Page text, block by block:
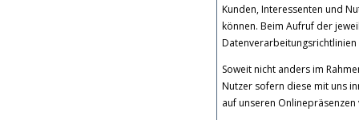
Kunden, Interessenten und
können. Beim Aufruf der
Soweit nicht anders im
Nutzer sofern diese mit uns
auf unseren